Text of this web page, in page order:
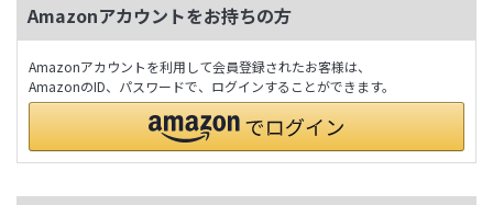
Amazonアカウントをお持ちの方
Amazonアカウントを利用して会員登録されたお客様は、
AmazonのID、パスワードで、ログインすることができます。